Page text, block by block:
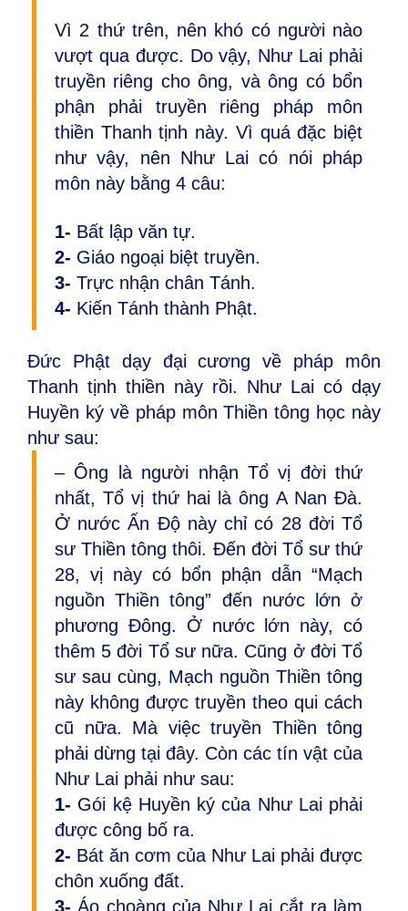
Vì 2 thứ trên, nên khó có người nào
vượt qua được. Do vậy, Như Lai phải
truyền riêng cho ông, và ông có bổn
phận phải truyền riêng pháp môn
thiền Thanh tịnh này. Vì quá đặc biệt
như vậy, nên Như Lai có nói pháp
môn này bằng 4 câu:
1- Bất lập văn tự.
2- Giáo ngoại biệt truyền.
3- Trực nhận chân Tánh.
4- Kiến Tánh thành Phật.
Đức Phật dạy đại cương về pháp môn
Thanh tịnh thiền này rồi. Như Lai có dạy
Huyền ký về pháp môn Thiền tông học này
như sau:
– Ông là người nhận Tổ vị đời thứ
nhất, Tổ vị thứ hai là ông A Nan Đà.
Ở nước Ấn Độ này chỉ có 28 đời Tổ
sư Thiền tông thôi. Đến đời Tổ sư thứ
28, vị này có bổn phận dẫn “Mạch
nguồn Thiền tông” đến nước lớn ở
phương Đông. Ở nước lớn này, có
thêm 5 đời Tổ sư nữa. Cũng ở đời Tổ
sư sau cùng, Mạch nguồn Thiền tông
này không được truyền theo qui cách
cũ nữa. Mà việc truyền Thiền tông
phải dừng tại đây. Còn các tín vật của
Như Lai phải như sau:
1- Gói kệ Huyền ký của Như Lai phải
được công bố ra.
2- Bát ăn cơm của Như Lai phải được
chôn xuống đất.
3- Áo choàng của Như Lai cắt ra làm